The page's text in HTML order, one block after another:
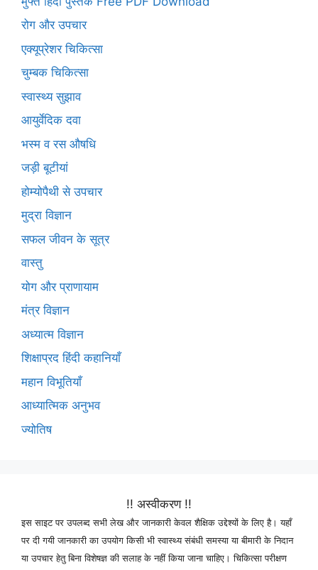
रोग और उपचार
एक्यूप्रेशर चिकित्सा
चुम्बक चिकित्सा
स्वास्थ्य सुझाव
आयुर्वेदिक दवा
भस्म व रस औषधि
जड़ी बूटीयां
होम्योपैथी से उपचार
मुद्रा विज्ञान
सफल जीवन के सूत्र
वास्तु
योग और प्राणायाम
मंत्र विज्ञान
अध्यात्म विज्ञान
शिक्षाप्रद हिंदी कहानियाँ
महान विभूतियाँ
आध्यात्मिक अनुभव
ज्योतिष
!! अस्वीकरण !!
इस साइट पर उपलब्द सभी लेख और जानकारी केवल शैक्षिक उद्देश्यों के लिए है। यहाँ
पर दी गयी जानकारी का उपयोग किसी भी स्वास्थ्य संबंधी समस्या या बीमारी के निदान
या उपचार हेतु बिना विशेषज्ञ की सलाह के नहीं किया जाना चाहिए। चिकित्सा परीक्षण